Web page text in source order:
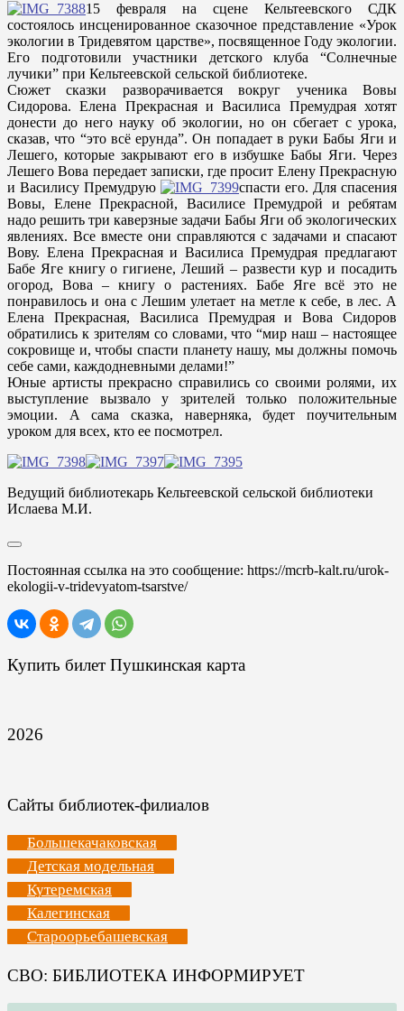
15 февраля на сцене Кельтеевского СДК
состоялось инсценированное сказочное представление «Урок
экологии в Тридевятом царстве», посвященное Году экологии.
Его подготовили участники детского клуба “Солнечные
лучики” при Кельтеевской сельской библиотеке.
Сюжет сказки разворачивается вокруг ученика Вовы
Сидорова. Елена Прекрасная и Василиса Премудрая хотят
донести до него науку об экологии, но он сбегает с урока,
сказав, что “это всё ерунда”. Он попадает в руки Бабы Яги и
Лешего, которые закрывают его в избушке Бабы Яги. Через
Лешего Вова передает записки, где просит Елену Прекрасную
и Василису Премудрую
спасти его. Для спасения
Вовы, Елене Прекрасной, Василисе Премудрой и ребятам
надо решить три каверзные задачи Бабы Яги об экологических
явлениях. Все вместе они справляются с задачами и спасают
Вову. Елена Прекрасная и Василиса Премудрая предлагают
Бабе Яге книгу о гигиене, Леший – развести кур и посадить
огород, Вова – книгу о растениях. Бабе Яге всё это не
понравилось и она с Лешим улетает на метле к себе, в лес. А
Елена Прекрасная, Василиса Премудрая и Вова Сидоров
обратились к зрителям со словами, что “мир наш – настоящее
сокровище и, чтобы спасти планету нашу, мы должны помочь
себе сами, каждодневными делами!”
Юные артисты прекрасно справились со своими ролями, их
выступление вызвало у зрителей только положительные
эмоции. А сама сказка, наверняка, будет поучительным
уроком для всех, кто ее посмотрел.
Ведущий библиотекарь Кельтеевской сельской библиотеки
Ислаева М.И.
Постоянная ссылка на это сообщение: https://mcrb-kalt.ru/urok-
ekologii-v-tridevyatom-tsarstve/
Купить билет Пушкинская карта
2026
Сайты библиотек-филиалов
Большекачаковская
Детская модельная
Кутеремская
Калегинская
Староорьебашевская
СВО: БИБЛИОТЕКА ИНФОРМИРУЕТ